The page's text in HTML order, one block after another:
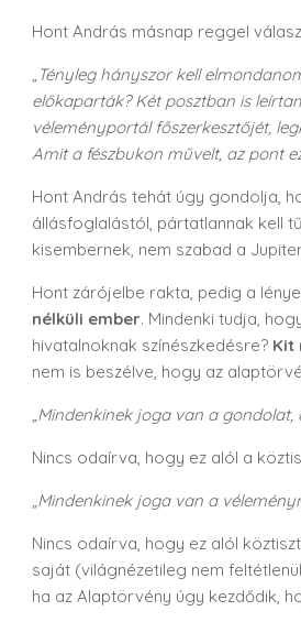
Hont András másnap reggel
„Tényleg hányszor kell
előkaparták? Két posztban is
véleményportál főszerkesztőjét,
Amit a fészbukon művelt, az pont
Hont András tehát úgy gondolja,
állásfoglalástól, pártatlannak kell
kisembernek, nem szabad a
Hont zárójelbe rakta, pedig a
nélküli ember. Mindenki tudja,
hivatalnoknak színészkedésre? Kit
nem is beszélve, hogy az
„Mindenkinek joga van a gondolat,
Nincs odaírva, hogy ez alól a
„Mindenkinek joga van a
Nincs odaírva, hogy ez alól
saját (világnézetileg nem
ha az Alaptörvény úgy kezdődik,